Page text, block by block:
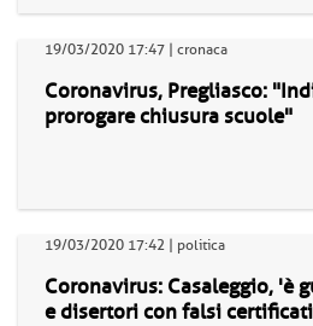
19/03/2020 17:47 | cronaca
Coronavirus, Pregliasco:
prorogare chiusura scuole"
19/03/2020 17:42 | politica
Coronavirus: Casaleggio, 'è
e disertori con falsi